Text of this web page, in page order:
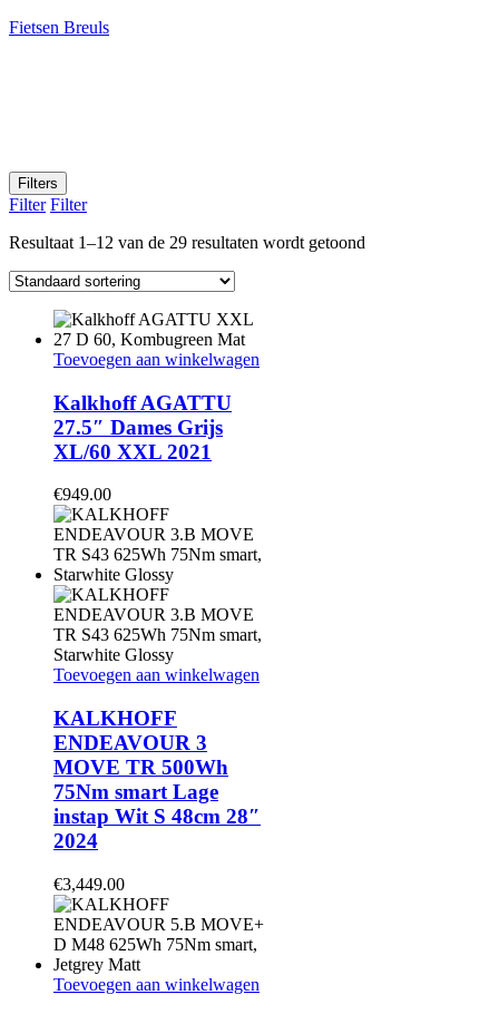
Fietsen Breuls
Filters
Filter Filter
Resultaat 1–12 van de 29 resultaten wordt getoond
Toevoegen aan winkelwagen
Kalkhoff AGATTU
27.5″ Dames Grijs
XL/60 XXL 2021
€949.00
Toevoegen aan winkelwagen
KALKHOFF
ENDEAVOUR 3
MOVE TR 500Wh
75Nm smart Lage
instap Wit S 48cm 28″
2024
€3,449.00
Toevoegen aan winkelwagen